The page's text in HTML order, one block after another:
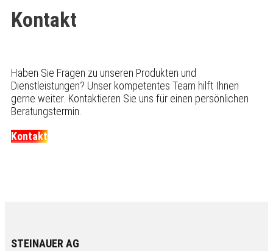
Kontakt
Haben Sie Fragen zu unseren Produkten und
Dienstleistungen? Unser kompetentes Team hilft Ihnen
gerne weiter. Kontaktieren Sie uns für einen persönlichen
Beratungstermin.
Kontakt
STEINAUER AG